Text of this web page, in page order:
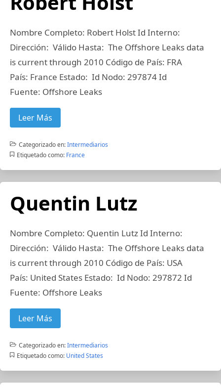
Nombre Completo: Robert Holst Id Interno:
Dirección: Válido Hasta: The Offshore Leaks data
is current through 2010 Código de País: FRA
País: France Estado: Id Nodo: 297874 Id
Fuente: Offshore Leaks
Leer Más
Categorizado en:Intermediarios
Etiquetado como: France
Quentin Lutz
Nombre Completo: Quentin Lutz Id Interno:
Dirección: Válido Hasta: The Offshore Leaks data
is current through 2010 Código de País: USA
País: United States Estado: Id Nodo: 297872 Id
Fuente: Offshore Leaks
Leer Más
Categorizado en:Intermediarios
Etiquetado como: United States